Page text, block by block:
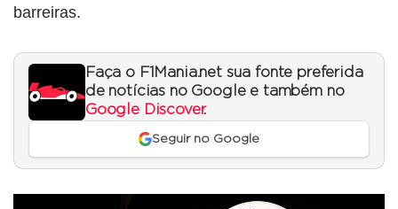
barreiras.
Faça o F1Mania.net sua fonte preferida
de notícias no Google e também no
Google Discover.
Seguir no Google